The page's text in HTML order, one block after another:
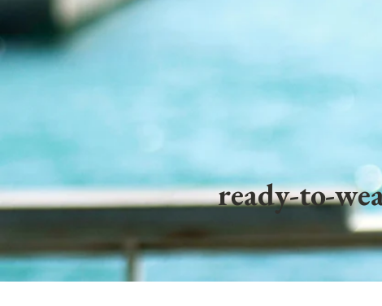
ready-to-